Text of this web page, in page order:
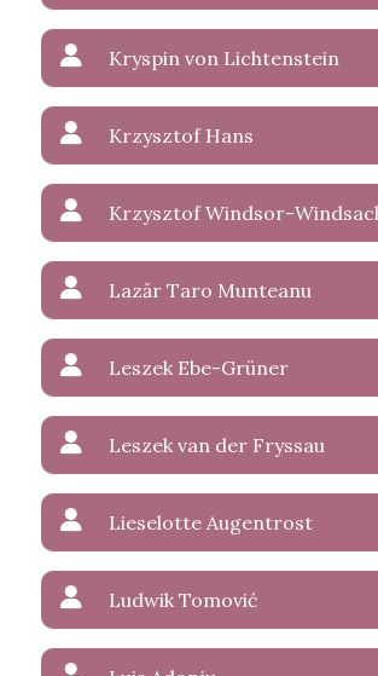
Kryspin von Lichtenstein
Krzysztof Hans
Krzysztof Windsor-
Lazăr Taro Munteanu
Leszek Ebe-Grüner
Leszek van der Fryssau
Lieselotte Augentrost
Ludwik Tomović